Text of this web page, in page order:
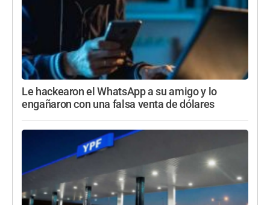
Le hackearon el WhatsApp a su amigo y lo
engañaron con una falsa venta de dólares